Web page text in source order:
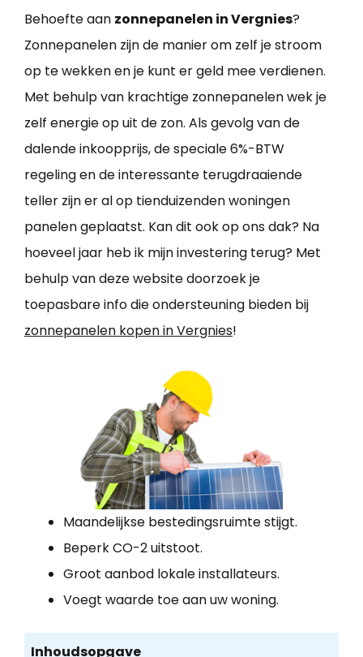
Behoefte aan zonnepanelen in Vergnies?
Zonnepanelen zijn de manier om zelf je stroom
op te wekken en je kunt er geld mee verdienen.
Met behulp van krachtige zonnepanelen wek je
zelf energie op uit de zon. Als gevolg van de
dalende inkoopprijs, de speciale 6%-BTW
regeling en de interessante terugdraaiende
teller zijn er al op tienduizenden woningen
panelen geplaatst. Kan dit ook op ons dak? Na
hoeveel jaar heb ik mijn investering terug? Met
behulp van deze website doorzoek je
toepasbare info die ondersteuning bieden bij
zonnepanelen kopen in Vergnies!
Maandelijkse bestedingsruimte stijgt.
Beperk CO-2 uitstoot.
Groot aanbod lokale installateurs.
Voegt waarde toe aan uw woning.
Inhoudsopgave